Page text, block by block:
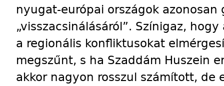
nyugat-európai országok azonosan
„visszacsinálásáról”. Színigaz,
a regionális konfliktusokat
megszűnt, s ha Szaddám Huszein
akkor nagyon rosszul számított, de